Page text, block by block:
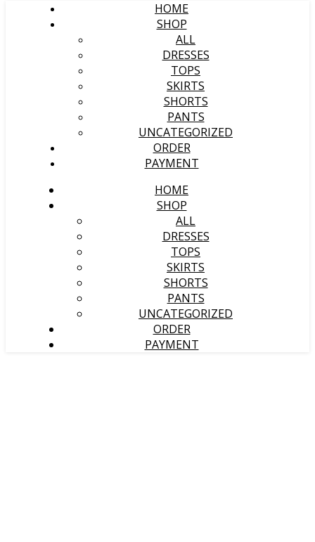
HOME
SHOP
ALL
DRESSES
TOPS
SKIRTS
SHORTS
PANTS
UNCATEGORIZED
ORDER
PAYMENT
HOME
SHOP
ALL
DRESSES
TOPS
SKIRTS
SHORTS
PANTS
UNCATEGORIZED
ORDER
PAYMENT